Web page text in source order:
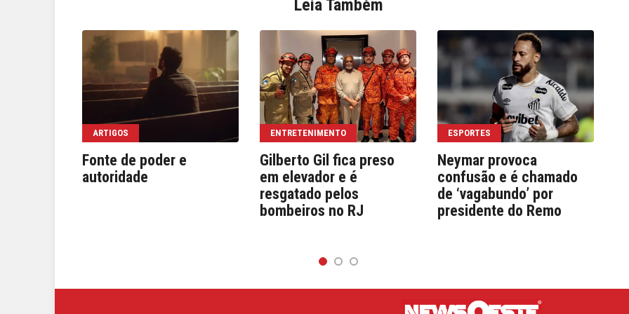
Leia Também
ARTIGOS
Fonte de poder e
autoridade
ENTRETENIMENTO
Gilberto Gil fica preso
em elevador e é
resgatado pelos
bombeiros no RJ
ESPORTES
Neymar provoca
confusão e é chamado
de ‘vagabundo’ por
presidente do Remo